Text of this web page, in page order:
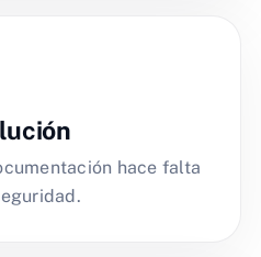
hace falta